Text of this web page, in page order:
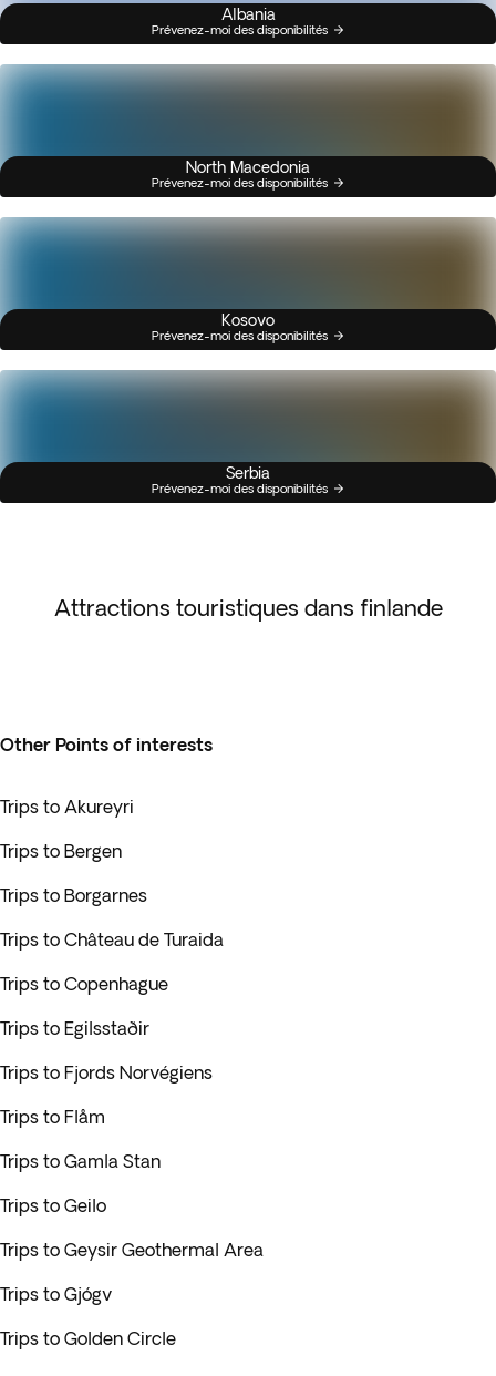
Albania
Prévenez-moi des disponibilités
North Macedonia
Prévenez-moi des disponibilités
Kosovo
Prévenez-moi des disponibilités
Serbia
Prévenez-moi des disponibilités
Attractions touristiques dans finlande
Other Points of interests
Trips to Akureyri
Trips to Bergen
Trips to Borgarnes
Trips to Château de Turaida
Trips to Copenhague
Trips to Egilsstaðir
Trips to Fjords Norvégiens
Trips to Flåm
Trips to Gamla Stan
Trips to Geilo
Trips to Geysir Geothermal Area
Trips to Gjógv
Trips to Golden Circle